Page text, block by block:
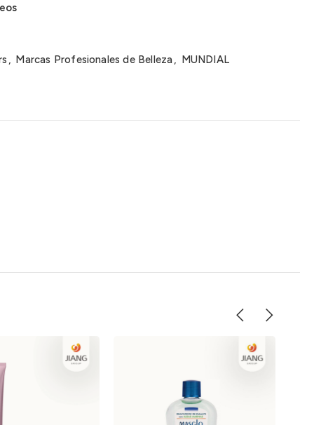
, Marcas Profesionales de Belleza, MUNDIAL